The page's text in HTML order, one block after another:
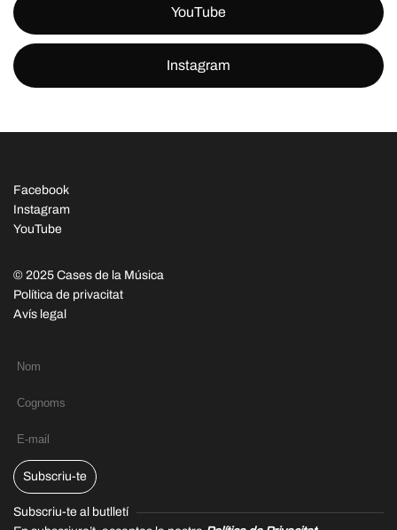
YouTube
Instagram
Facebook
Instagram
YouTube
© 2025 Cases de la Música
Política de privacitat
Avís legal
Subscriu-te
Subscriu-te al butlletí